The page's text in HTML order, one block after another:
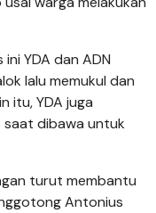
YDA dan ADN
lalu memukul dan
itu, YDA juga
dibawa untuk
turut membantu
Antonius